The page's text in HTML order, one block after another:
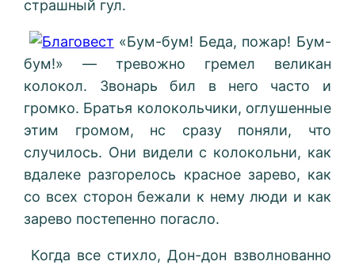
страшный гул.
«Бум-бум! Беда, пожар! Бум-
бум!» — тревожно гремел великан
колокол. Звонарь бил в него часто и
громко. Братья колокольчики, оглушенные
этим громом, нс сразу поняли, что
случилось. Они видели с колокольни, как
вдалеке разгорелось красное зарево, как
со всех сторон бежали к нему люди и как
зарево постепенно погасло.
Когда все стихло, Дон-дон взволнованно